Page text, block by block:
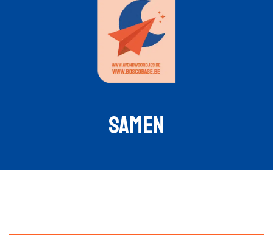
SAMEN